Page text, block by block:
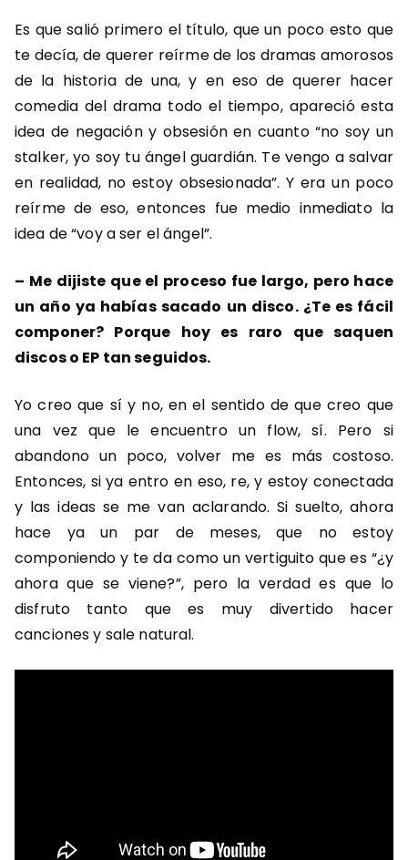
Es que salió primero el título, que un poco esto que
te decía, de querer reírme de los dramas amorosos
de la historia de una, y en eso de querer hacer
comedia del drama todo el tiempo, apareció esta
idea de negación y obsesión en cuanto “no soy un
stalker, yo soy tu ángel guardián. Te vengo a salvar
en realidad, no estoy obsesionada”. Y era un poco
reírme de eso, entonces fue medio inmediato la
idea de “voy a ser el ángel”.
– Me dijiste que el proceso fue largo, pero hace
un año ya habías sacado un disco. ¿Te es fácil
componer? Porque hoy es raro que saquen
discos o EP tan seguidos.
Yo creo que sí y no, en el sentido de que creo que
una vez que le encuentro un flow, sí. Pero si
abandono un poco, volver me es más costoso.
Entonces, si ya entro en eso, re, y estoy conectada
y las ideas se me van aclarando. Si suelto, ahora
hace ya un par de meses, que no estoy
componiendo y te da como un vertiguito que es “¿y
ahora que se viene?”, pero la verdad es que lo
disfruto tanto que es muy divertido hacer
canciones y sale natural.